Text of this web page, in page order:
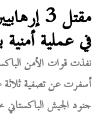
مقتل 3
في عملية
نفذت قوات الأمن
أسفرت عن تصفية ثلاثة
جنود الجيش